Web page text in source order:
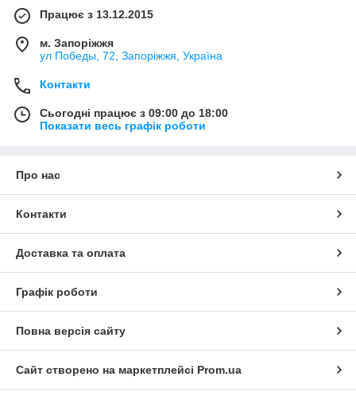
Працює з 13.12.2015
м. Запоріжжя
ул Победы, 72, Запоріжжя, Україна
Контакти
Сьогодні працює з 09:00 до 18:00
Показати весь графік роботи
Про нас
Контакти
Доставка та оплата
Графік роботи
Повна версія сайту
Сайт створено на маркетплейсі Prom.ua